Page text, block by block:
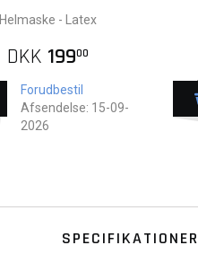
Helmaske - Latex
DKK 19900
Forudbestil
Afsendelse: 15-09-
2026
SPECIFIKATIONER